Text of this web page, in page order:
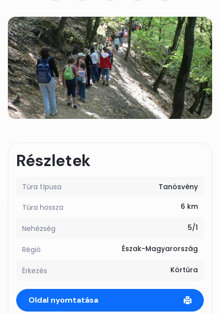
Részletek
Túra típusa Tanösvény
Túra hossza 6 km
Nehézség 5/1
Régió Észak-Magyarország
Érkezés Körtúra
Oldal nyomtatása